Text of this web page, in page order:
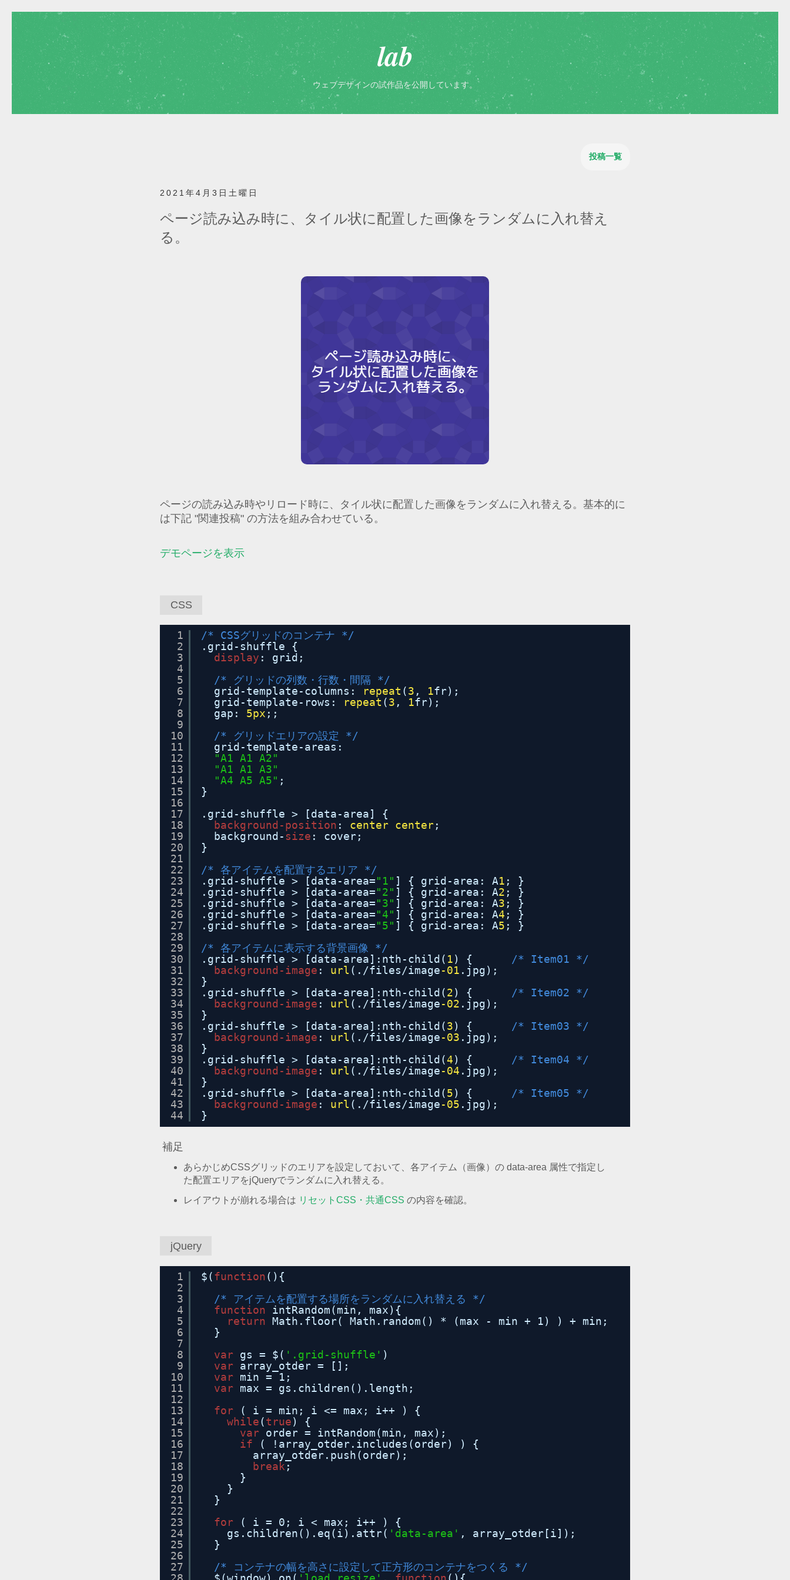
lab
ウェブデザインの試作品を公開しています。
投稿一覧
2021年4月3日土曜日
ページ読み込み時に、タイル状に配置した画像をランダムに入れ替え
る。
ページの読み込み時やリロード時に、タイル状に配置した画像をランダムに入れ替える。基本的に
は下記 "関連投稿" の方法を組み合わせている。
デモページを表示
CSS
1
2
3
4
5
6
7
8
9
10
11
12
13
14
15
16
17
18
19
20
21
22
23
24
25
26
27
28
29
30
31
32
33
34
35
36
37
38
39
40
41
42
43
44
/* CSSグリッドのコンテナ */
.grid-shuffle {
display : grid;
/* グリッドの列数・行数・間隔 */
grid-template-columns:
repeat ( 3 , 1fr);
grid-template-rows:
repeat ( 3 , 1fr);
gap: 5px ;;
/* グリッドエリアの設定 */
grid-template-areas:
"A1 A1 A2"
"A1 A1 A3"
"A4 A5 A5" ;
}
.grid-shuffle > [data-area] {
background-position : center center;
background- size : cover;
}
/* 各アイテムを配置するエリア */
.grid-shuffle > [data-area= "1" ] { grid-area: A1 ; }
.grid-shuffle > [data-area= "2" ] { grid-area: A2 ; }
.grid-shuffle > [data-area= "3" ] { grid-area: A3 ; }
.grid-shuffle > [data-area= "4" ] { grid-area: A4 ; }
.grid-shuffle > [data-area= "5" ] { grid-area: A5 ; }
/* 各アイテムに表示する背景画像 */
.grid-shuffle > [data-area]:nth-child( 1 ) {
/* Item01 */
background-image : url (./files/image -01 .jpg);
}
.grid-shuffle > [data-area]:nth-child( 2 ) {
/* Item02 */
background-image : url (./files/image -02 .jpg);
}
.grid-shuffle > [data-area]:nth-child( 3 ) {
/* Item03 */
background-image : url (./files/image -03 .jpg);
}
.grid-shuffle > [data-area]:nth-child( 4 ) {
/* Item04 */
background-image : url (./files/image -04 .jpg);
}
.grid-shuffle > [data-area]:nth-child( 5 ) {
/* Item05 */
background-image : url (./files/image -05 .jpg);
}
補足
あらかじめCSSグリッドのエリアを設定しておいて、各アイテム（画像）の data-area 属性で指定し
た配置エリアをjQueryでランダムに入れ替える。
レイアウトが崩れる場合は リセットCSS・共通CSS の内容を確認。
jQuery
1
2
3
4
5
6
7
8
9
10
11
12
13
14
15
16
17
18
19
20
21
22
23
24
25
26
27
$( function (){
/* アイテムを配置する場所をランダムに入れ替える */
function
intRandom(min, max){
return Math.floor( Math.random() * (max - min + 1) ) + min;
}
var
gs = $( '.grid-shuffle' )
var
array_otder = [];
var
min = 1;
var
max = gs.children().length;
for
( i = min; i <= max; i++ ) {
while ( true ) {
var
order = intRandom(min, max);
if
( !array_otder.includes(order) ) {
array_otder.push(order);
break ;
}
}
}
for
( i = 0; i < max; i++ ) {
gs.children().eq(i).attr( 'data-area' , array_otder[i]);
}
/* コンテナの幅を高さに設定して正方形のコンテナをつくる */